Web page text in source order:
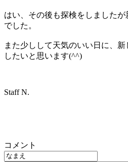
はい、その後も探検をしました
でした。
また少しして天気のいい日に、
したいと思います(^^)
Staff N.
コメント